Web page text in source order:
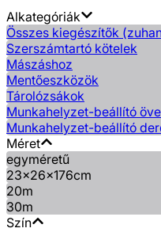
Alkategóriák
Összes kiegészítők
Szerszámtartó kötelek
Mászáshoz
Mentőeszközök
Tárolózsákok
Munkahelyzet-beállító
Munkahelyzet-beállító
Méret
egyméretű
23x26x176cm
20m
30m
Szín